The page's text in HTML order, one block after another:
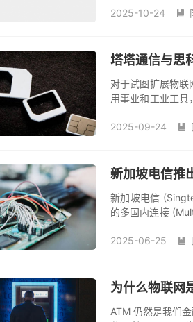
2025-10-24 
塔塔通信与思
对于试图扩展物
用事业和工业工具
2025-09-24 
新加坡电信推
新加坡电信
的多国内连接
2025-06-25 
为什么物联网
ATM 仍然是我们